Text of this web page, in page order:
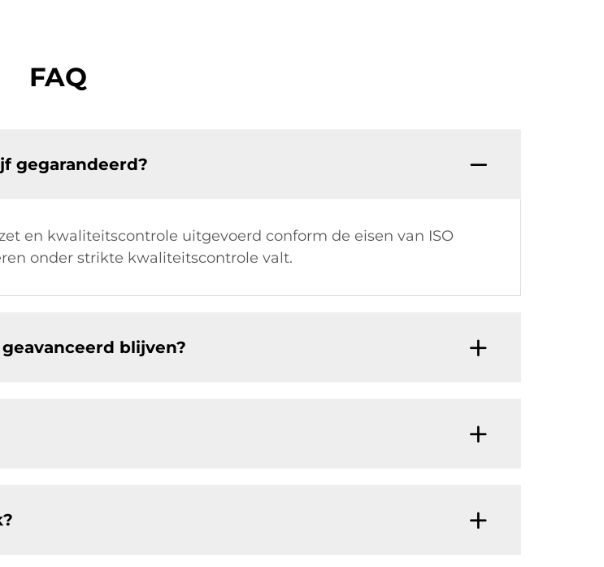
FAQ
gegarandeerd?
en kwaliteitscontrole uitgevoerd conform de eisen van ISO
onder strikte kwaliteitscontrole valt.
blijven?